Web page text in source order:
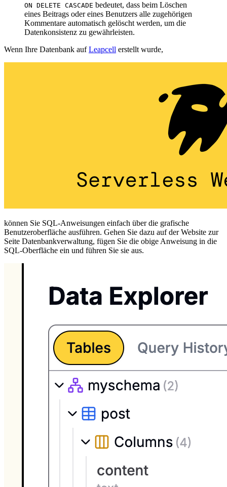
ON DELETE CASCADE bedeutet, dass beim Löschen
eines Beitrags oder eines Benutzers alle zugehörigen
Kommentare automatisch gelöscht werden, um die
Datenkonsistenz zu gewährleisten.
Wenn Ihre Datenbank aufLeapcell erstellt wurde,
können Sie SQL-Anweisungen einfach über die grafische
Benutzeroberfläche ausführen. Gehen Sie dazu auf der Website zur
Seite Datenbankverwaltung, fügen Sie die obige Anweisung in die
SQL-Oberfläche ein und führen Sie sie aus.